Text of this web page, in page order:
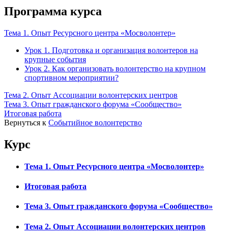
Программа курса
Тема 1. Опыт Ресурсного центра «Мосволонтер»
Урок 1. Подготовка и организация волонтеров на
крупные события
Урок 2. Как организовать волонтерство на крупном
спортивном мероприятии?
Тема 2. Опыт Ассоциации волонтерских центров
Тема 3. Опыт гражданского форума «Сообщество»
Итоговая работа
Вернуться к Событийное волонтерство
Курс
Тема 1. Опыт Ресурсного центра «Мосволонтер»
Итоговая работа
Тема 3. Опыт гражданского форума «Сообщество»
Тема 2. Опыт Ассоциации волонтерских центров